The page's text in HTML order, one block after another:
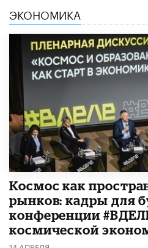
ЭКОНОМИКА
Космос как
рынков: кадры для
конференции
космической